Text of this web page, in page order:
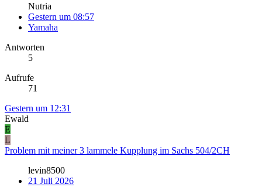
Nutria
Gestern um 08:57
Yamaha
Antworten
5
Aufrufe
71
Gestern um 12:31
Ewald
E
L
Problem mit meiner 3 lammele Kupplung im Sachs 504/2CH
levin8500
21 Juli 2026